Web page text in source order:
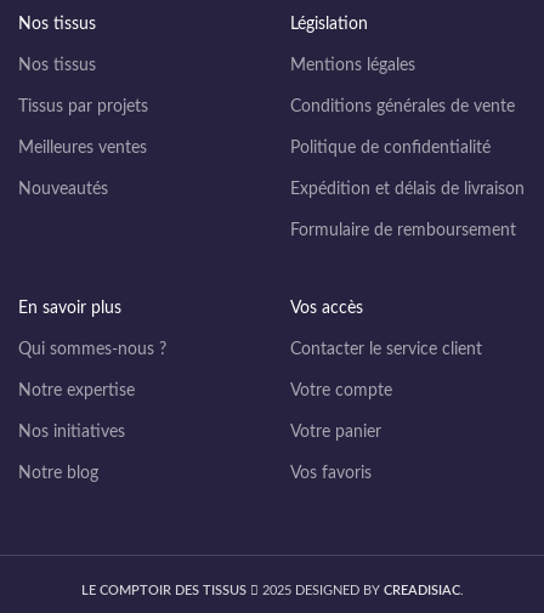
Nos tissus
Nos tissus
Tissus par projets
Meilleures ventes
Nouveautés
Législation
Mentions légales
Conditions générales de vente
Politique de confidentialité
Expédition et délais de livraison
Formulaire de remboursement
En savoir plus
Qui sommes-nous ?
Notre expertise
Nos initiatives
Notre blog
Vos accès
Contacter le service client
Votre compte
Votre panier
Vos favoris
LE COMPTOIR DES TISSUS 2025 DESIGNED BY CREADISIAC.